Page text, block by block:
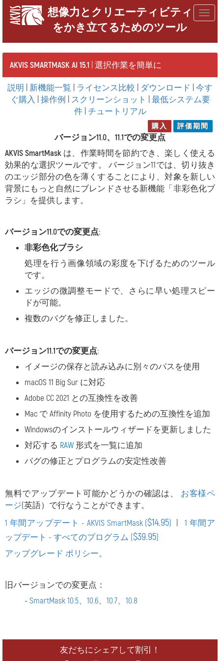
想像力とクリエーティビティ
をかき立てるためのツール
AKVIS SMARTMASK AI 15.1 | 選択作業を簡単に
説明 新機能一覧 ライセンス比較 ダウンロード
今す
ぐ購入
操作例 スクリーンショット
最低システム要
件| チュートリアル
購入 評価期間
バージョン11.0、11.1での変更点
AKVIS SmartMask は、作業時間を節約でき、楽しく使える
効果的な選択ツールです。 バージョン11では、切り抜き
のエッジ部分の色を薄くすることにより、対象を新しい
背景にもっと自然にブレンドさせる新機能「非彩色化ブ
ラシ」を提供します。
バージョン11.0での変更点:
非彩色化ブラシ
処理を行う画像領域の彩度を下げるためのツール
です。
エッジの微調整モードで、さらに早い処理スピー
ドが可能。
複数のバグを修正しました。
バージョン11.1での変更点:
イメージの保存と読み込みに別々のパスを使用
macOS 11 Big Sur に対応
Adobe CC 2021 との互換性を改善
Mac で Affinity Photo を使用するための互換性を追加
Windowsのインストールウィザードを更新しました
対応する RAW 形式を一覧に追加
バグの修正とプログラムの安定性改善
無料でアップデート可能かどうかの確認は、 お客様ペ
ージ(英語）で行なうことができます。
1 年間アップデート - AKVIS SmartMask ($14.95)
1 年間ア
ップデート - すべてのプログラム ($39.95)
アップグレード ポリシー。
旧バージョンでの変更点：
- SmartMask 10.5、10.6、10.7、10.8
友だちにシェアして割引！